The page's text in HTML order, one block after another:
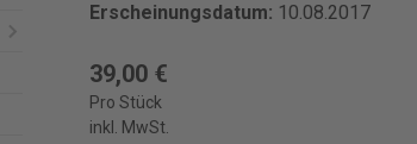
Erscheinungsdatum: 10.08.2017
39,00 €
Pro Stück
inkl. MwSt.